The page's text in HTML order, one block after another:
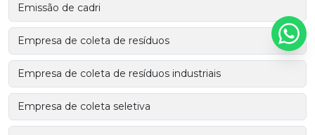
Emissão de cadri
Empresa de coleta de resíduos
Empresa de coleta de resíduos industriais
Empresa de coleta seletiva